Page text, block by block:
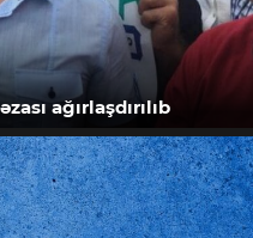
ağırlaşdırılıb